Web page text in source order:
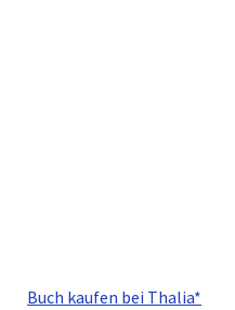
Buch kaufen bei Thalia*